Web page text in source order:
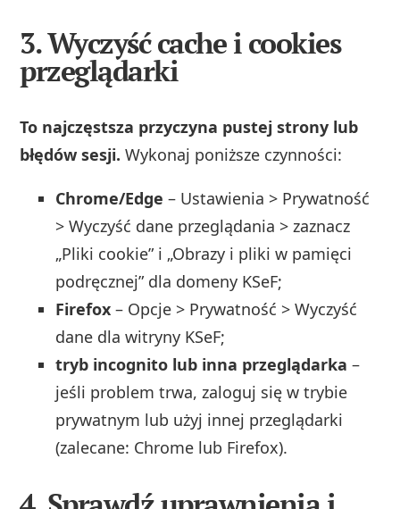
3. Wyczyść cache i cookies
przeglądarki
To najczęstsza przyczyna pustej strony lub
błędów sesji. Wykonaj poniższe czynności:
Chrome/Edge – Ustawienia > Prywatność
> Wyczyść dane przeglądania > zaznacz
„Pliki cookie” i „Obrazy i pliki w pamięci
podręcznej” dla domeny KSeF;
Firefox – Opcje > Prywatność > Wyczyść
dane dla witryny KSeF;
tryb incognito lub inna przeglądarka –
jeśli problem trwa, zaloguj się w trybie
prywatnym lub użyj innej przeglądarki
(zalecane: Chrome lub Firefox).